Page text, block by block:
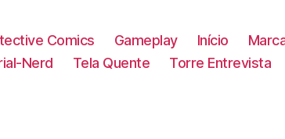
Comics Gameplay Início
Nerd Tela Quente Torre Entrevista